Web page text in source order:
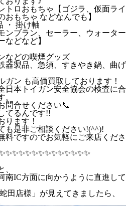
トロおもちゃ【ゴジラ、仮面ライ
おもちゃ などなんでも】
・ 掛け軸
ブラン、セーラー、ウォーター
などなど】
などの喫煙グッズ
器製品、急須、すきやき鍋、曲げ
ガン も高価買取しております！
日本トイガン安全協会の検査に合
。
問合せください📞
てるんです!!
ります！
も是非ご相談ください!(^^)!
料ですのでお気軽にご来店くださ
、
南IC方面に向かうように直進して
田店様」が見えてきましたら、